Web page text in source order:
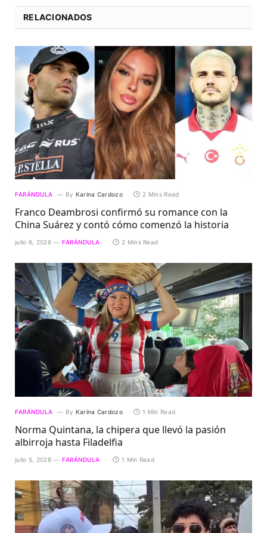
RELACIONADOS
FARÁNDULA By Karina Cardozo 2 Mins Read
Franco Deambrosi confirmó su romance con la
China Suárez y contó cómo comenzó la historia
julio 6, 2026 FARÁNDULA 2 Mins Read
FARÁNDULA By Karina Cardozo 1 Min Read
Norma Quintana, la chipera que llevó la pasión
albirroja hasta Filadelfia
julio 5, 2026 FARÁNDULA 1 Min Read